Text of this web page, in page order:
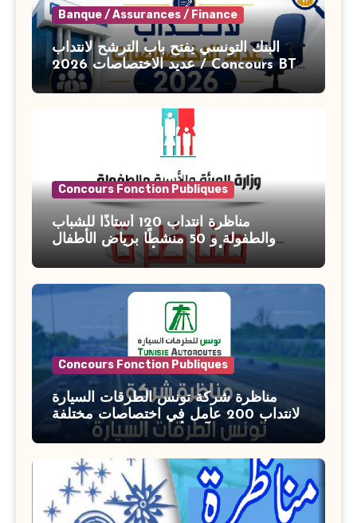
Banque / Assurances / Finance
البنك التونسي يفتح باب الترشح لانتداب
عديد الاختصاصات 2026 / Concours BT
Banque de Tunisie 2026
Concours Fonction Publiques
مناظرة انتداب 120 أستاذًا للشباب
والطفولة و 50 منشطًا برياض الأطفال
بوزارة الأسرة والمرأة والطفولة وكبار
Concours Fonction Publiques
مناظرة شركة تونس الطرقات السيارة
لانتداب 200 عامل في اختصاصات مختلفة
آخر أجل : 21 جويلية 2026